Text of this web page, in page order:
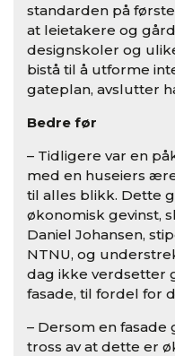
standarden på
at leietakere og
designskoler og
bistå til å utforme
gateplan, avslutter
Bedre før
– Tidligere var en
med en huseiers
til alles blikk. Dette
økonomisk gevinst,
Daniel Johansen,
NTNU, og
dag ikke verdsetter
fasade, til fordel for
– Dersom en
tross av at dette er